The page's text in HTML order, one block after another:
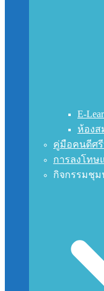
E-
ห้องส
คู่มือคนดีศ
การลงโท
กิจกรรมชุม